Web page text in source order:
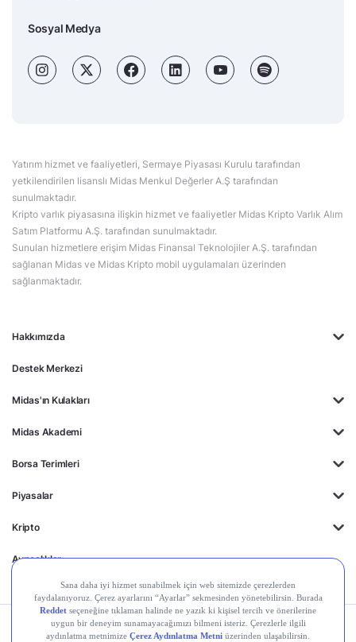
Hakkımızda
Destek Merkezi
Midas'ın Kulakları
Midas Akademi
Borsa Terimleri
Piyasalar
Kripto
Ayrıcalıklar
Sosyal Medya
Yatırım hizmet ve faaliyetleri, Sermaye Piyasası Kurulu tarafından
yetkilendirilen lisanslı Midas Menkul Değerler A.Ş tarafından
sunulmaktadır.
Kripto varlık piyasasına ilişkin hizmet ve faaliyetler Midas Kripto Varlık Alım
Satım Platformu A.Ş. tarafından sunulmaktadır.
Sunulan hizmetlere erişim Midas Finansal Teknolojiler A.Ş. tarafından
sağlanan Midas ve Midas Kripto mobil uygulamaları üzerinden
sağlanmaktadır.
Kişisel Verilerin
Gizlilik
Yasal
Çerez